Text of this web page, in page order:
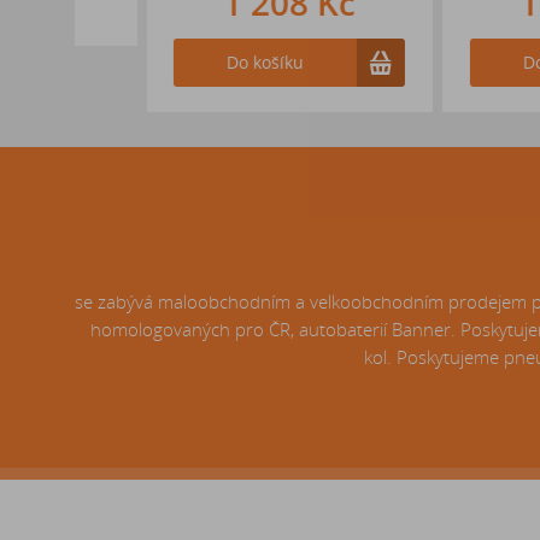
Do košíku Do košíku
se zabývá maloobchodním a velkoobchodním prodejem
homologovaných pro ČR, autobaterií Banner.
kol. Poskytujeme